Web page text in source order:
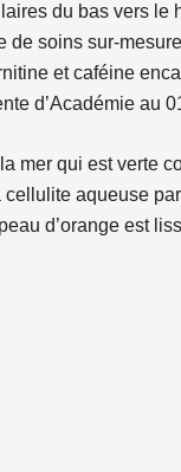
du bas vers
de soins sur-
et caféine
d’Académie au
mer qui est verte
aqueuse
d’orange est